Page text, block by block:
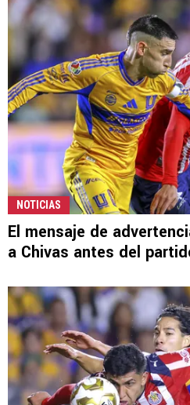
NOTICIAS
El mensaje de
a Chivas antes del